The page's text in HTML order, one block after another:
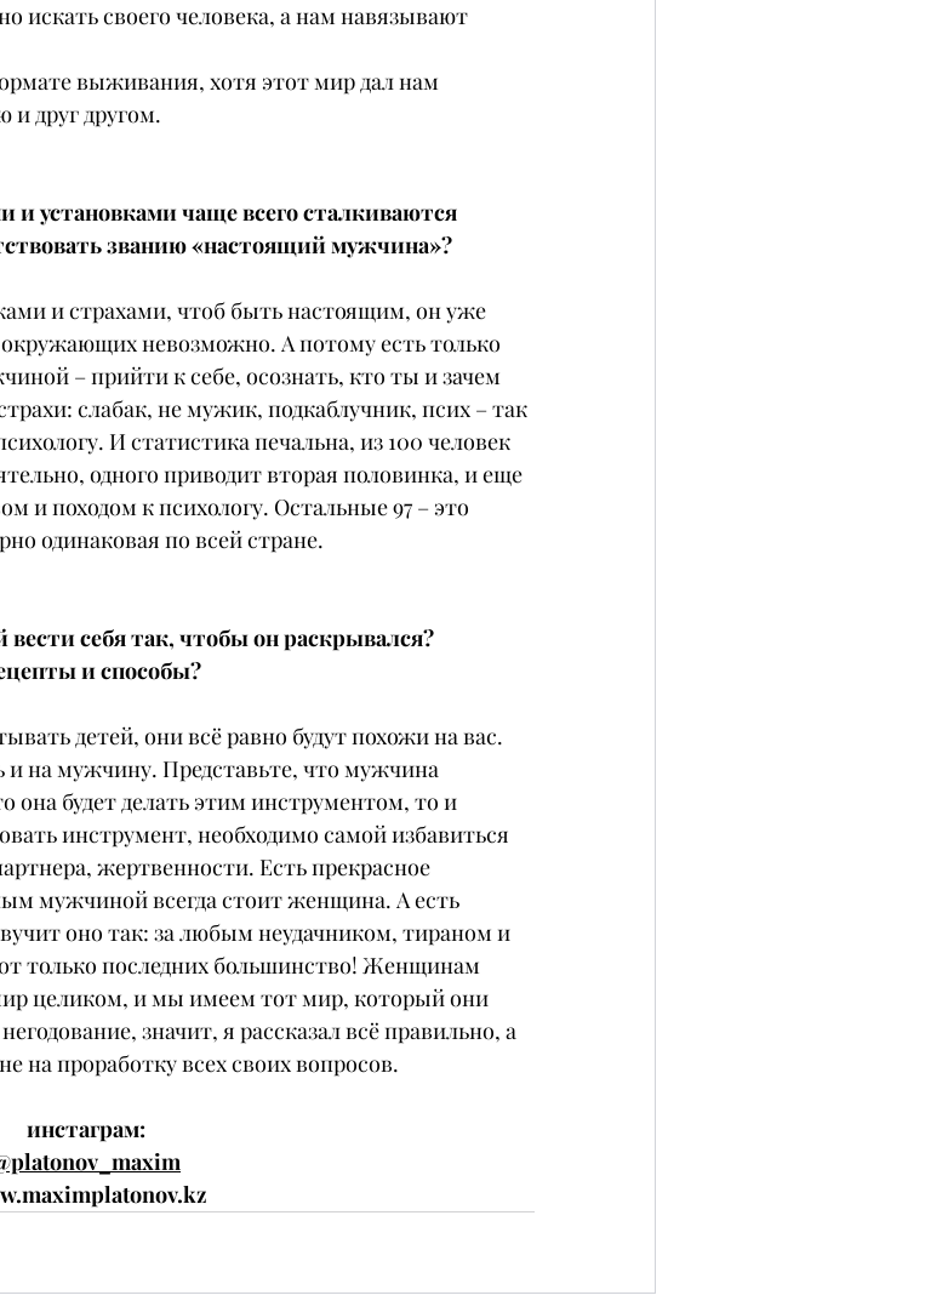
своего человека, а нам навязывают
выживания, хотя этот мир дал нам
друг другом.
установками чаще всего сталкиваются
званию «настоящий мужчина»?
и страхами, чтоб быть настоящим, он уже
невозможно. А потому есть только
– прийти к себе, осознать, кто ты и зачем
слабак, не мужик, подкаблучник, псих – так
И статистика печальна, из 100 человек
одного приводит вторая половинка, и еще
и походом к психологу. Остальные 97 – это
одинаковая по всей стране.
себя так, чтобы он раскрывался?
и способы?
детей, они всё равно будут похожи на вас.
на мужчину. Представьте, что мужчина
будет делать этим инструментом, то и
инструмент, необходимо самой избавиться
жертвенности. Есть прекрасное
мужчиной всегда стоит женщина. А есть
оно так: за любым неудачником, тираном и
только последних большинство! Женщинам
целиком, и мы имеем тот мир, который они
значит, я рассказал всё правильно, а
на проработку всех своих вопросов.
инстаграм: